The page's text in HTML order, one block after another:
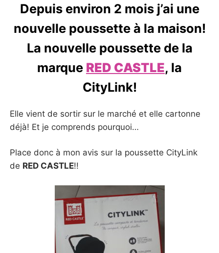
Depuis environ 2 mois j’ai une
nouvelle poussette à la maison!
La nouvelle poussette de la
marque RED CASTLE, la
CityLink!
Elle vient de sortir sur le marché et elle cartonne
déjà! Et je comprends pourquoi…
Place donc à mon avis sur la poussette CityLink
de RED CASTLE!!